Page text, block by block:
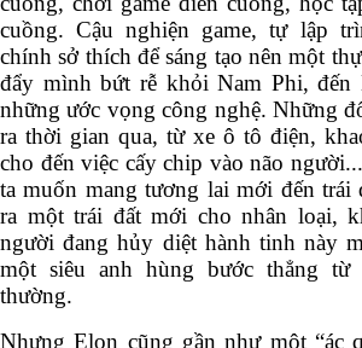
Bằng sức bật không tưởng từ nỗi
điên cuồng, chơi game điên cuồng,
điên cuồng. Cậu nghiện game, tự
dùng chính sở thích để sáng tạo
của mình, đẩy mình bứt rễ khỏi
mạng cho những ước vọng công
mà Elon tạo ra thời gian qua, từ xe ô
lên sao Hỏa cho đến việc cấy chip
ta thấy rõ ông ta muốn mang tương
thậm chí là tạo ra một trái đất mới
chứng kiến con người đang hủy diệt
ngày. Elon như một siêu anh hùng
ảnh vào đời thường.